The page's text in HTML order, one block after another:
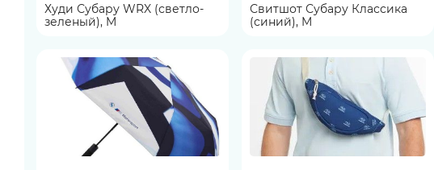
Худи Субару WRX (светло-
зеленый), M
Свитшот Субару Классика
(синий), M